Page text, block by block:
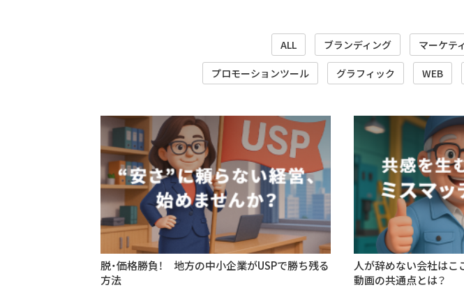
ALL ブランディング マーケテ
プロモーションツール グラフィック WEB
脱・価格勝負！ 地方の中小企業がUSPで勝ち残る
方法
人が辞めない会社は
動画の共通点とは？